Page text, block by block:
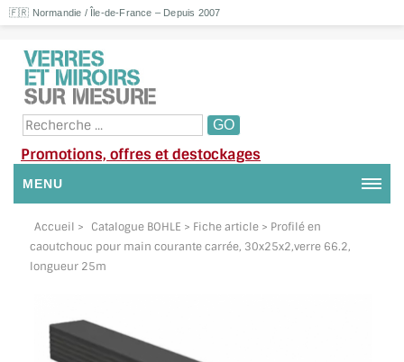
🇫🇷 Normandie / Île-de-France – Depuis 2007
Promotions, offres et destockages
MENU
NOUS CONTACTER
MON COMPTE / SE CONNECTER
SUIVI DE DEVIS
Accueil > Catalogue BOHLE > Fiche article > Profilé en
caoutchouc pour main courante carrée, 30x25x2,verre 66.2,
longueur 25m